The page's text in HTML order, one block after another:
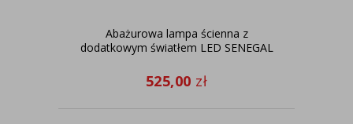
Abażurowa lampa ścienna z
dodatkowym światłem LED SENEGAL
525,00 zł